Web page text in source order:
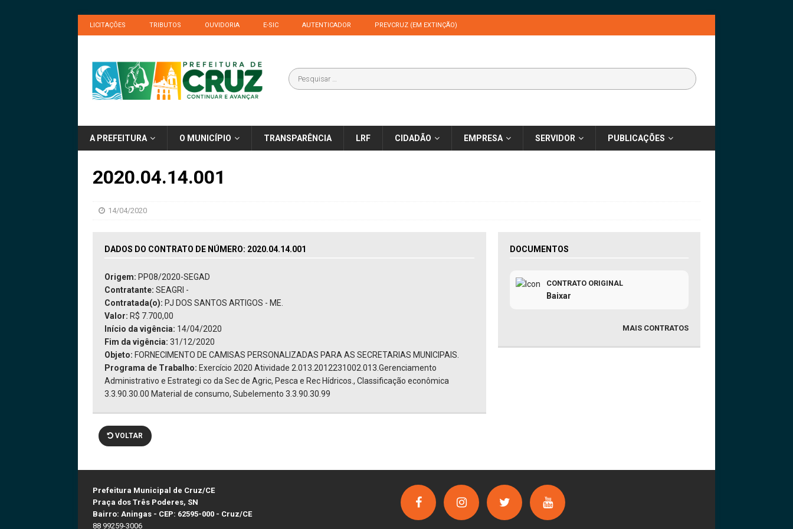
LICITAÇÕES TRIBUTOS OUVIDORIA E-SIC AUTENTICADOR PREVCRUZ (EM EXTINÇÃO)
A PREFEITURA O MUNICÍPIO TRANSPARÊNCIA LRF CIDADÃO EMPRESA SERVIDOR PUBLICAÇÕES
2020.04.14.001
14/04/2020
DADOS DO CONTRATO DE NÚMERO: 2020.04.14.001
Origem: PP08/2020-SEGAD
Contratante: SEAGRI -
Contratada(o): PJ DOS SANTOS ARTIGOS - ME.
Valor: R$ 7.700,00
Início da vigência: 14/04/2020
Fim da vigência: 31/12/2020
Objeto: FORNECIMENTO DE CAMISAS PERSONALIZADAS PARA AS SECRETARIAS MUNICIPAIS.
Programa de Trabalho: Exercício 2020 Atividade 2.013.2012231002.013.Gerenciamento
Administrativo e Estrategi co da Sec de Agric, Pesca e Rec Hídricos., Classificação econômica
3.3.90.30.00 Material de consumo, Subelemento 3.3.90.30.99
DOCUMENTOS
CONTRATO ORIGINAL
Baixar
MAIS CONTRATOS
VOLTAR
Prefeitura Municipal de Cruz/CE
Praça dos Três Poderes, SN
Bairro: Aningas - CEP: 62595-000 - Cruz/CE
88 99259-3006